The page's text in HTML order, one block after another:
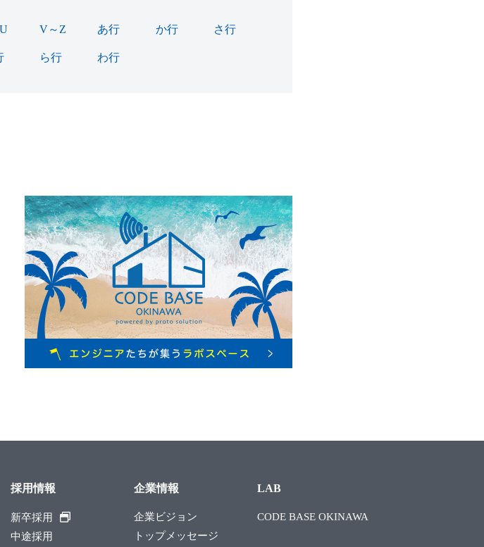
V～Z あ行 か行(43) さ行(36)
(10) ら行 わ行
採用情報
新卒採用
中途採用
企業情報
企業ビジョン
トップメッセージ
LAB
CODE BASE OKINAWA